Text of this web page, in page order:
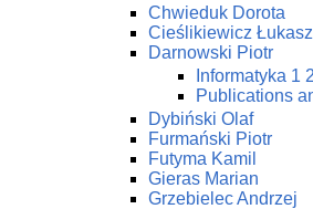
Chwieduk Dorota
Cieślikiewicz Łukasz
Darnowski Piotr
Informatyka 1
Publications
Dybiński Olaf
Furmański Piotr
Futyma Kamil
Gieras Marian
Grzebielec Andrzej